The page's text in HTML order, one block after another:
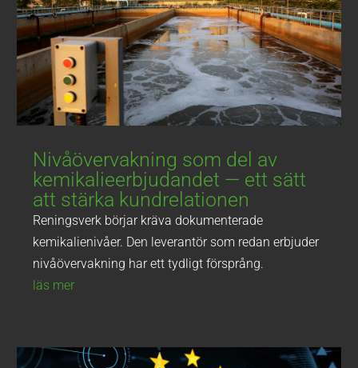
Nivåövervakning som del av
kemikalieerbjudandet — ett sätt
att stärka kundrelationen
Reningsverk börjar kräva dokumenterade
kemikalienivåer. Den leverantör som redan erbjuder
nivåövervakning har ett tydligt försprång.
läs mer